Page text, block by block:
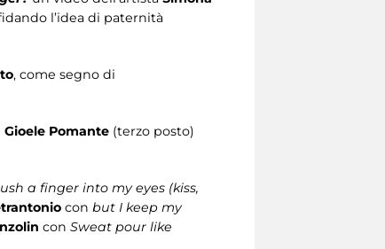
l’idea di paternità
, come segno di
Gioele Pomante (terzo posto)
a finger into my eyes (kiss,
con but I keep my
con Sweat pour like